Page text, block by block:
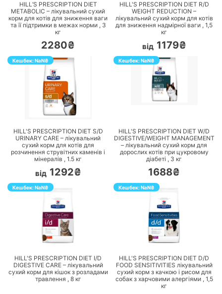
HILL’S PRESCRIPTION DIET
METABOLIC – лікувальний сухий
корм для котів для зниження ваги
та її підтримки в межах норми , 3
кг
2280₴
HILL'S PRESCRIPTION DIET R/D
WEIGHT REDUCTION –
лікувальний сухий корм для котів
для зниження надмірної ваги , 1,5
кг
від 1179₴
Кешбек:NaN₴
ПЕРЕЙТИ
HILL'S PRESCRIPTION DIET S/D
URINARY CARE – лікувальний
сухий корм для котів для
розчинення струвітних каменів і
мінералів , 1.5 кг
від 1292₴
Кешбек:NaN₴
HILL'S PRESCRIPTION DIET W/D
DIGESTIVE/WEIGHT MANAGEMENT
– лікувальний сухий корм для
дорослих котів при цукровому
діабеті , 3 кг
1688₴
Кешбек:NaN₴
ПЕРЕЙТИ
HILL'S PRESCRIPTION DIET I/D
DIGESTIVE CARE – лікувальний
сухий корм для кішок з розладами
травлення , 8кг
Кешбек:NaN₴
ПЕРЕЙТИ
HILL'S PRESCRIPTION DIET D/D
FOOD SENSITIVITIES лікувальний
сухий корм з качкою і рисом для
собак з харчовими алергіями , 1,5
кг